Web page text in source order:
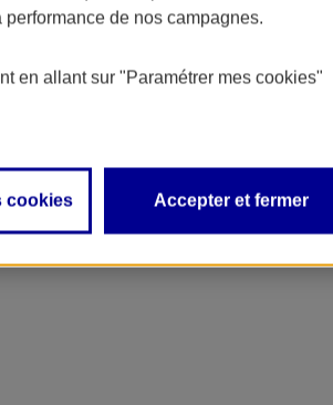
de nos campagnes.
en allant sur "Paramétrer mes cookies"
cookies Accepter et fermer